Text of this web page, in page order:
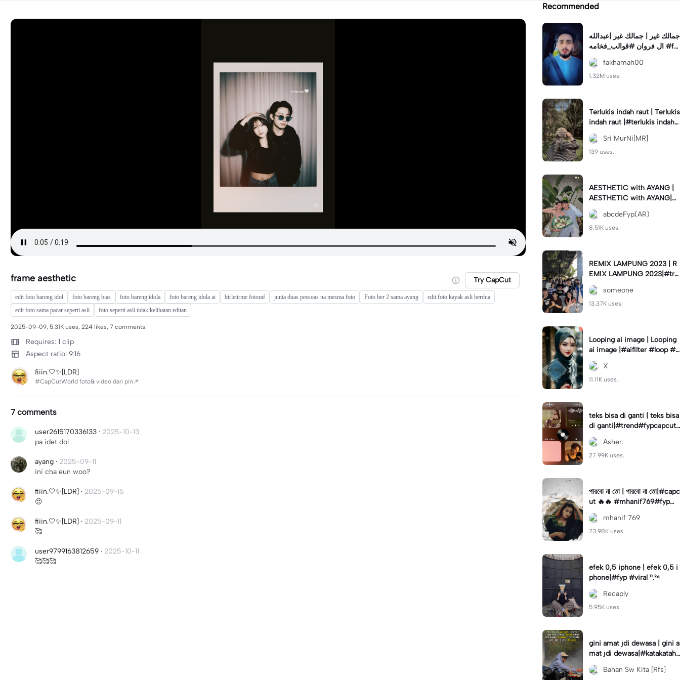
frame aesthetic Try CapCut
edit foto bareng idol foto bareng bias foto bareng idola foto bareng idola ai birletirme fotoraf junta duas pessoas na mesma foto Foto ber 2 sama ayang
edit foto kayak asli berdua
edit foto sama pacar seperti asli
foto seperti asli tidak kelihatan editan
2025-09-09, 5.31K uses, 224 likes, 7 comments.
Requires: 1 clip
Aspect ratio: 9:16
fiiin.🤍✨[LDR]
#CapCutWorld foto& video dari pin📌
7 comments
user2615170336133 · 2025-10-13
pa idet dol
ayang · 2025-09-11
ini cha eun woo?
fiiin.🤍✨[LDR] · 2025-09-15
😍
fiiin.🤍✨[LDR] · 2025-09-11
🥰
user9799163812659 · 2025-10-11
🥰🥰🥰
Recommended
جمالك غير | جمالك غير |عبدالله
ال فروان #قوالب_فخامه #fa
khamah00
fakhamah00
1.32M uses.
Terlukis indah raut | Terlukis
indah raut |#terlukis indah r
aut wajah mu dalam benakk
u
Sri MurNi[MR]
139 uses.
AESTHETIC with AYANG |
AESTHETIC with AYANG|#f
yp#template#aestethic#vi
ral#barengpasangan🥰
abcdeFyp(AR)
8.51K uses.
REMIX LAMPUNG 2023 | R
EMIX LAMPUNG 2023|#tre
nd#fyp#remixlampung#la
mpungpride#viral⚡️|
someone
13.37K uses.
Looping ai image | Looping
ai image |#aifilter #loop #a
iimages #IniBaruAi #fyp
X
11.11K uses.
teks bisa di ganti | teks bisa
di ganti|#trend#fypcapcut
#viral#foryou#4foto
Asher.
27.99K uses.
পারবো না তো | পারবো না তো|#capc
ut 🔥🔥 #mhanif769#fypツ⁠
#viral✨#trending🔥
mhanif 769
73.98K uses.
efek 0,5 iphone | efek 0,5 i
phone|#fyp #viral ¹¹.²⁶
Recaply
5.95K uses.
gini amat jdi dewasa | gini a
mat jdi dewasa|#katakataha
rini#quotes#laguviral#den
nycaknan#kisinan2
Bahan Sw Kita [Rfs]